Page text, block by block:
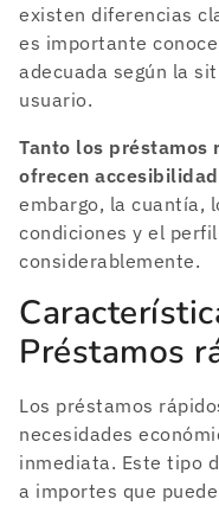
existen diferencias
es importante
adecuada según la
usuario.
Tanto los préstamos
ofrecen
embargo, la cuantía,
condiciones y el
considerablemente.
Préstamos
Los préstamos
necesidades
inmediata. Este tipo
a importes que